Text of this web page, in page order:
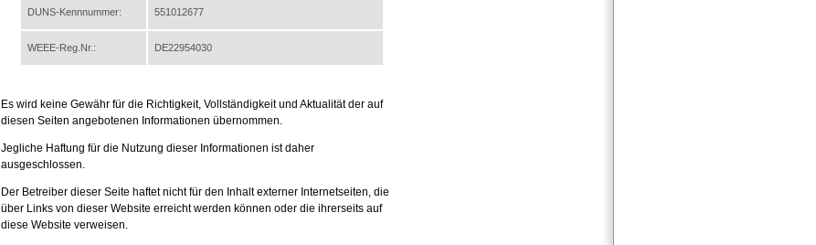
DUNS-Kennnummer: 551012677
WEEE-Reg.Nr.: DE22954030
Es wird keine Gewähr für die Richtigkeit, Vollständigkeit und Aktualität der auf
diesen Seiten angebotenen Informationen übernommen.
Jegliche Haftung für die Nutzung dieser Informationen ist daher
ausgeschlossen.
Der Betreiber dieser Seite haftet nicht für den Inhalt externer Internetseiten, die
über Links von dieser Website erreicht werden können oder die ihrerseits auf
diese Website verweisen.